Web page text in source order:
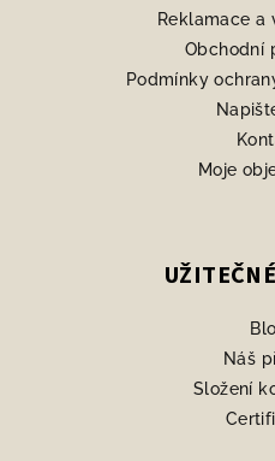
Reklamace a
Obchodní
Podmínky
Moje
Náš
Složení